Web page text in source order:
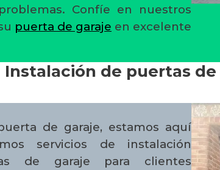
Confíe en nuestros
puerta de garaje en excelente
Instalación de puertas de
de garaje, estamos aquí
servicios de instalación
de garaje para clientes